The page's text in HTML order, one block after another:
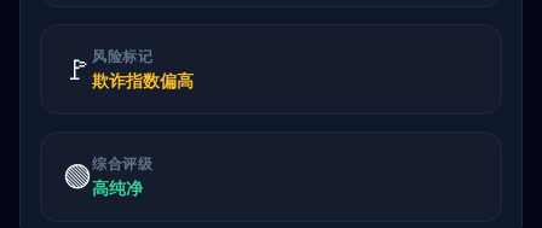
🚩 风险标记
欺诈指数偏高
🟢综合评级
高纯净